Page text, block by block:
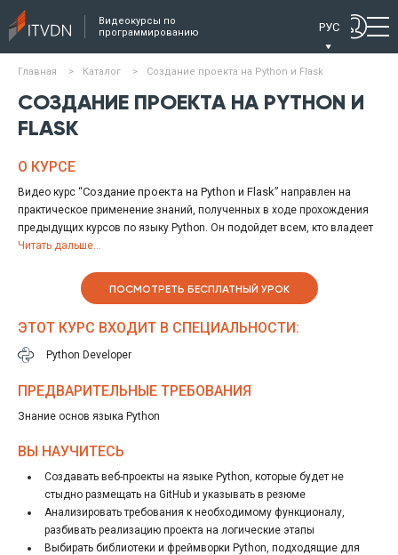
Видеокурсы по
программированию
РУС
Главная > Каталог > Создание проекта на Python и Flask
СОЗДАНИЕ ПРОЕКТА НА PYTHON И
FLASK
О КУРСЕ
Видео курс “Создание проекта на Python и Flask” направлен на
практическое применение знаний, полученных в ходе прохождения
предыдущих курсов по языку Python. Он подойдет всем, кто владеет
основами Python и желает отойти от теории и больше углубиться в
веб-проект с нуля - от проектирования БД и создания необходимых
моделей до размещения проекта на сервере.
скрипта к дальнейшему усложнению функционала, как это часто и
бывает при поступлении задачи от заказчика. После прохождения
приложения с использованием фреймворков.
Читать дальше...
ПОСМОТРЕТЬ БЕСПЛАТНЫЙ УРОК
ЭТОТ КУРС ВХОДИТ В СПЕЦИАЛЬНОСТИ:
Python Developer
ПРЕДВАРИТЕЛЬНЫЕ ТРЕБОВАНИЯ
Знание основ языка Python
ВЫ НАУЧИТЕСЬ
Создавать веб-проекты на языке Python, которые будет не
стыдно размещать на GitHub и указывать в резюме
Анализировать требования к необходимому функционалу,
разбивать реализацию проекта на логические этапы
Выбирать библиотеки и фреймворки Python, подходящие для